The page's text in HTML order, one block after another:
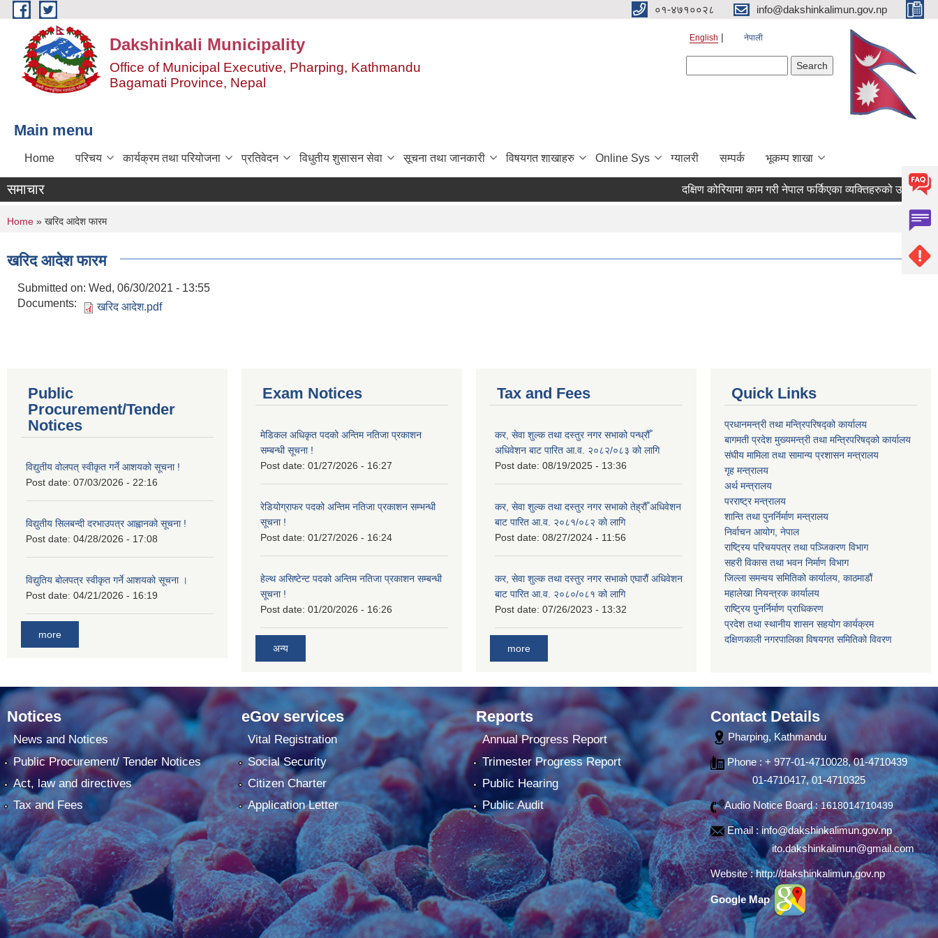
Skip to main content ०१-४७१००२८ info@dakshinkalimun.gov.np
Dakshinkali Municipality
Office of Municipal Executive, Pharping, Kathmandu
Bagamati Province, Nepal
English नेपाली
Main menu
Home परिचय कार्यक्रम तथा परियोजना प्रतिवेदन विधुतीय शुसासन सेवा सूचना तथा जानकारी विषयगत शाखाहरु Online Sys ग्यालरी सम्पर्क भूकम्प शाखा
समाचार दक्षिण कोरियामा काम गरी नेपाल फर्किएका व्यक्तिहरुको
You are here
Home » खरिद आदेश फारम
खरिद आदेश फारम
Submitted on: Wed, 06/30/2021 - 13:55
Documents:
खरिद आदेश.pdf
Public
Procurement/Tender
Notices
विद्युतीय वोलपत् स्वीकृत गर्ने आशयको सूचना !
Post date: 07/03/2026 - 22:16
विद्युतीय सिलबन्दी दरभाउपत्र आह्वानको सूचना !
Post date: 04/28/2026 - 17:08
विद्युतिय बोलपत्र स्वीकृत गर्ने आशयको सूचना ।
Post date: 04/21/2026 - 16:19
more
Exam Notices
मेडिकल अधिकृत पदको अन्तिम नतिजा प्रकाशन
सम्बन्धी सूचना !
Post date: 01/27/2026 - 16:27
रेडियोग्राफर पदको अन्तिम नतिजा प्रकाशन सम्भन्धी
सूचना !
Post date: 01/27/2026 - 16:24
हेल्थ असिष्टेन्ट पदको अन्तिम नतिजा प्रकाशन सम्बन्धी
सूचना !
Post date: 01/20/2026 - 16:26
अन्य
Tax and Fees
कर, सेवा शुल्क तथा दस्तुर नगर सभाको पन्ध्रौँ
अधिवेशन बाट पारित आ.व. २०८२/०८३ को लागि
Post date: 08/19/2025 - 13:36
कर, सेवा शुल्क तथा दस्तुर नगर सभाको तेह्रौँ अधिवेशन
बाट पारित आ.व. २०८१/०८२ को लागि
Post date: 08/27/2024 - 11:56
कर, सेवा शुल्क तथा दस्तुर नगर सभाको एघारौं अधिवेशन
बाट पारित आ.व. २०८०/०८१ को लागि
Post date: 07/26/2023 - 13:32
more
Quick Links
प्रधानमन्त्री तथा मन्त्रिपरिषद्को कार्यालय
बागमती प्रदेश मुख्यमन्त्री तथा मन्त्रिपरिषद्को कार्यालय
संघीय मामिला तथा सामान्य प्रशासन मन्त्रालय
गृह मन्त्रालय
अर्थ मन्त्रालय
परराष्ट्र मन्त्रालय
शान्ति तथा पुनर्निर्माण मन्त्रालय
निर्वाचन आयोग, नेपाल
राष्ट्रिय परिचयपत्र तथा पञ्जिकरण विभाग
सहरी विकास तथा भवन निर्माण विभाग
जिल्ला समन्वय समितिको कार्यालय, काठमाडौं
महालेखा नियन्त्रक कार्यालय
राष्ट्रिय पुनर्निर्माण प्राधिकरण
प्रदेश तथा स्थानीय शासन सहयोग कार्यक्रम
दक्षिणकाली नगरपालिका विषयगत समितिको विवरण
Notices
News and Notices
Public Procurement/ Tender Notices
Act, law and directives
Tax and Fees
eGov services
Vital Registration
Social Security
Citizen Charter
Application Letter
Reports
Annual Progress Report
Trimester Progress Report
Public Hearing
Public Audit
Contact Details
Pharping, Kathmandu
Phone : + 977-01-4710028, 01-4710439
01-4710417, 01-4710325
Audio Notice Board :1618014710439
Email :info@dakshinkalimun.gov.np
ito.dakshinkalimun@gmail.com
Website :http://dakshinkalimun.gov.np
Google Map